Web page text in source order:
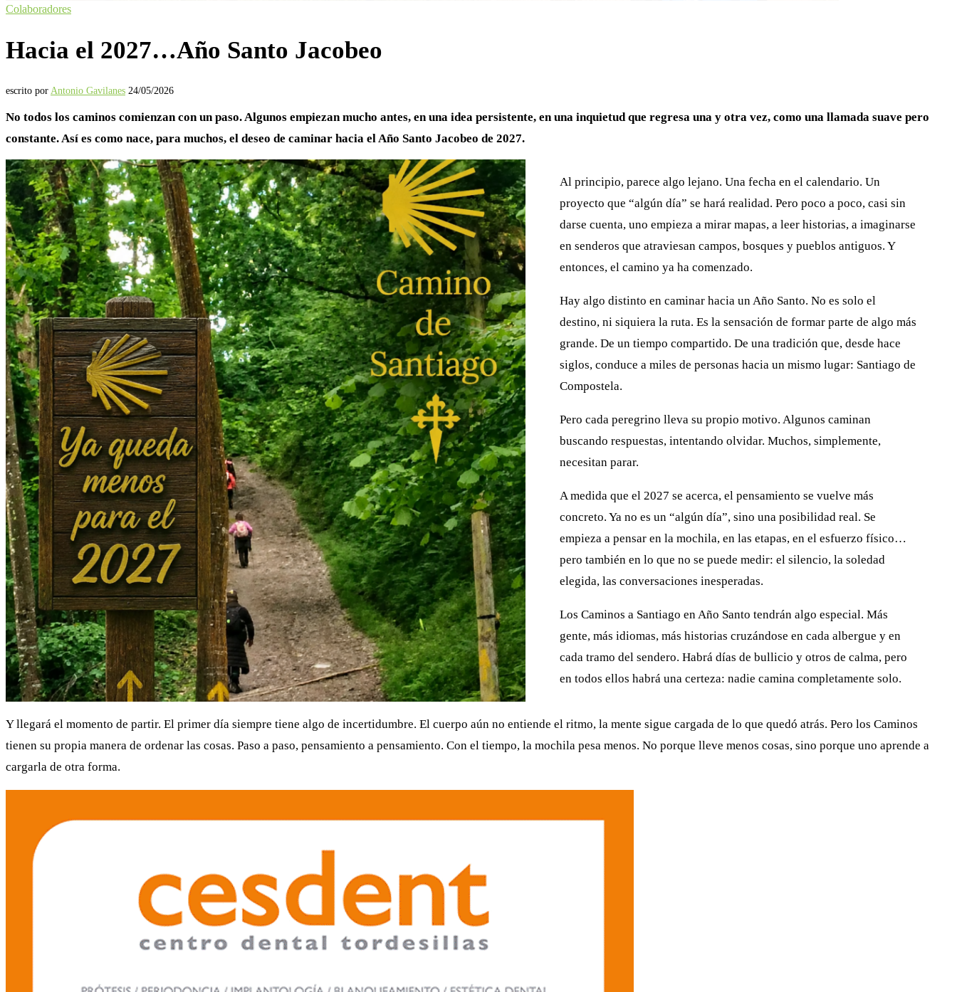
Colaboradores
Hacia el 2027…Año Santo Jacobeo
escrito por Antonio Gavilanes 24/05/2026
No todos los caminos comienzan con un paso. Algunos empiezan mucho antes, en una idea persistente, en una inquietud que regresa una y otra vez, como una llamada suave pero
constante. Así es como nace, para muchos, el deseo de caminar hacia el Año Santo Jacobeo de 2027.
Al principio, parece algo lejano. Una fecha en el calendario. Un
proyecto que “algún día” se hará realidad. Pero poco a poco, casi sin
darse cuenta, uno empieza a mirar mapas, a leer historias, a imaginarse
en senderos que atraviesan campos, bosques y pueblos antiguos. Y
entonces, el camino ya ha comenzado.
Hay algo distinto en caminar hacia un Año Santo. No es solo el
destino, ni siquiera la ruta. Es la sensación de formar parte de algo más
grande. De un tiempo compartido. De una tradición que, desde hace
siglos, conduce a miles de personas hacia un mismo lugar: Santiago de
Compostela.
Pero cada peregrino lleva su propio motivo. Algunos caminan
buscando respuestas, intentando olvidar. Muchos, simplemente,
necesitan parar.
A medida que el 2027 se acerca, el pensamiento se vuelve más
concreto. Ya no es un “algún día”, sino una posibilidad real. Se
empieza a pensar en la mochila, en las etapas, en el esfuerzo físico…
pero también en lo que no se puede medir: el silencio, la soledad
elegida, las conversaciones inesperadas.
Los Caminos a Santiago en Año Santo tendrán algo especial. Más
gente, más idiomas, más historias cruzándose en cada albergue y en
cada tramo del sendero. Habrá días de bullicio y otros de calma, pero
en todos ellos habrá una certeza: nadie camina completamente solo.
Y llegará el momento de partir. El primer día siempre tiene algo de incertidumbre. El cuerpo aún no entiende el ritmo, la mente sigue cargada de lo que quedó atrás. Pero los Caminos
tienen su propia manera de ordenar las cosas. Paso a paso, pensamiento a pensamiento. Con el tiempo, la mochila pesa menos. No porque lleve menos cosas, sino porque uno aprende a
cargarla de otra forma.